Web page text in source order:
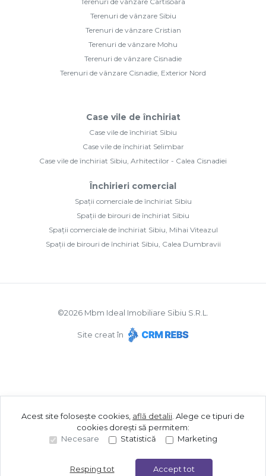
Sună acum Solicită vizionare
Terenuri de vânzare Sibiu
Terenuri de vânzare Cristian
Terenuri de vânzare Mohu
Terenuri de vânzare Cisnadie
Terenuri de vânzare Cisnadie, Exterior Nord
Case vile de închiriat
Case vile de închiriat Sibiu
Case vile de închiriat Selimbar
Case vile de închiriat Sibiu, Arhitectilor - Calea Cisnadiei
Închirieri comercial
Spații comerciale de închiriat Sibiu
Spații de birouri de închiriat Sibiu
Spații comerciale de închiriat Sibiu, Mihai Viteazul
Spații de birouri de închiriat Sibiu, Calea Dumbravii
©2026 Mbm Ideal Imobiliare Sibiu S.R.L.
Site creat în
Acest site folosește cookies, află detalii Alege ce tipuri de
cookies dorești să permitem:
Necesare
Statistică Marketing
Resping tot Accept tot